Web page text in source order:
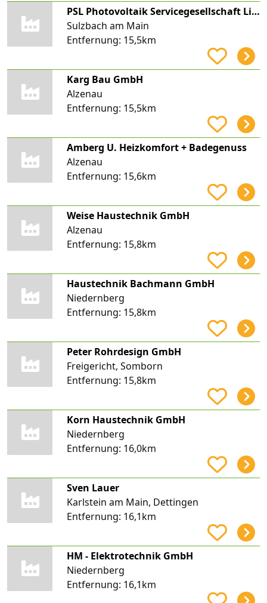
PSL Photovoltaik Servicegesellschaft Lindner mbH
Sulzbach am Main
Entfernung: 15,5km
Karg Bau GmbH
Alzenau
Entfernung: 15,5km
Amberg U. Heizkomfort + Badegenuss
Alzenau
Entfernung: 15,6km
Weise Haustechnik GmbH
Alzenau
Entfernung: 15,8km
Haustechnik Bachmann GmbH
Niedernberg
Entfernung: 15,8km
Peter Rohrdesign GmbH
Freigericht, Somborn
Entfernung: 15,8km
Korn Haustechnik GmbH
Niedernberg
Entfernung: 16,0km
Sven Lauer
Karlstein am Main, Dettingen
Entfernung: 16,1km
HM - Elektrotechnik GmbH
Niedernberg
Entfernung: 16,1km